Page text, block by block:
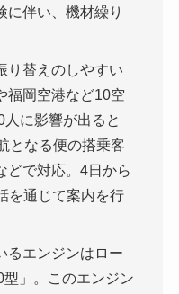
に伴い、機材繰り
り替えのしやすい
福岡空港など10空
に影響が出ると
となる便の搭乗客
どで対応。4日から
を通じて案内を行
るエンジンはロー
」。このエンジン